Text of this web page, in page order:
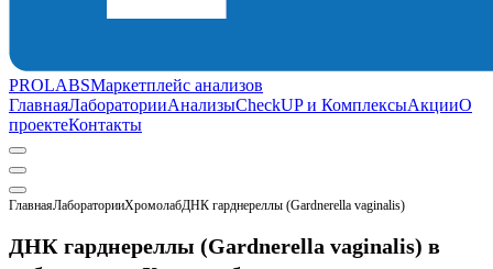
PROLABSМаркетплейс анализов
ГлавнаяЛабораторииАнализыCheckUP и КомплексыАкцииО
проектеКонтакты
ГлавнаяЛабораторииХромолабДНК гарднереллы (Gardnerella vaginalis)
ДНК гарднереллы (Gardnerella vaginalis) в